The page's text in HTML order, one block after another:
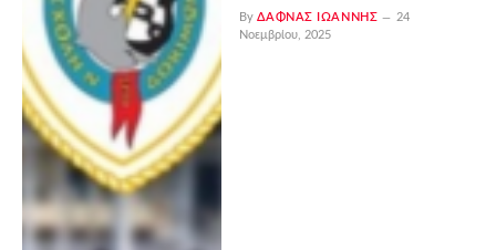
By ΔΑΦΝΆΣ ΙΩΆΝΝΗΣ
24
Νοεμβρίου, 2025